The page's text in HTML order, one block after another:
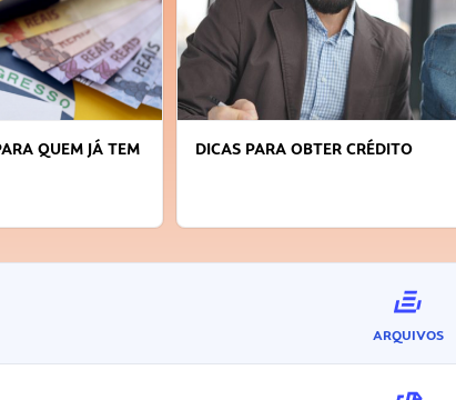
QUEM JÁ TEM
DICAS PARA OBTER CRÉDITO
ARQUIVOS